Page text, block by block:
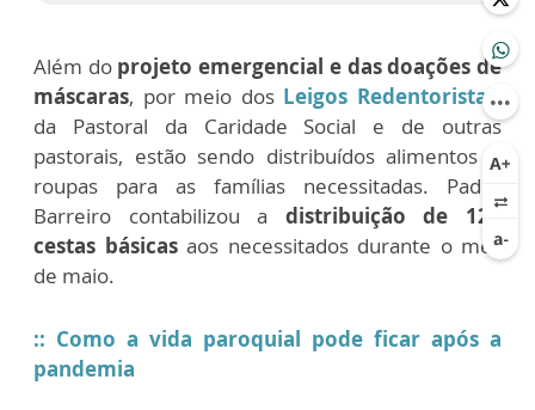
Além do projeto emergencial e das doações de
máscaras, por meio dos Leigos Redentoristas,
da Pastoral da Caridade Social e de outras
pastorais, estão sendo distribuídos alimentos e
roupas para as famílias necessitadas. Padre
Barreiro contabilizou a distribuição de 120
cestas básicas aos necessitados durante o mês
de maio.
:: Como a vida paroquial pode ficar após a
pandemia